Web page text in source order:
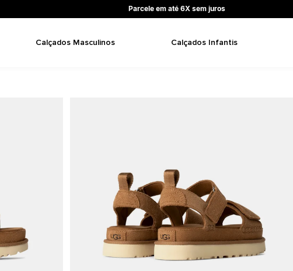
Parcele em até 6X sem juros
Calçados Masculinos Calçados Infantis